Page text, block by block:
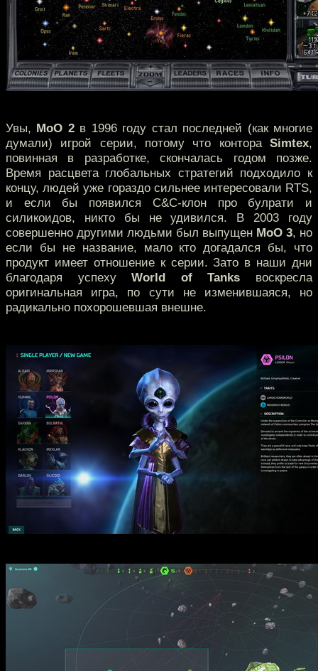
Увы, MoO 2в 1996 году стал последней (как многие
думали) игрой серии, потому что контора Simtex,
повинная в разработке, скончалась годом позже.
Время расцвета глобальных стратегий подходило к
концу, людей уже гораздо сильнее интересовали RTS,
и если бы появился C&C-клон про булрати и
силикоидов, никто бы не удивился. В 2003 году
совершенно другими людьми был выпущен MoO 3, но
если бы не название, мало кто догадался бы, что
продукт имеет отношение к серии. Зато в наши дни
благодаря успехуWorld of Tanks воскресла
оригинальная игра, по сути не изменившаяся, но
радикально похорошевшая внешне.